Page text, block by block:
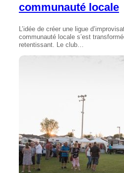
communauté locale
L’idée de créer une ligue
communauté locale s’est
retentissant. Le club…